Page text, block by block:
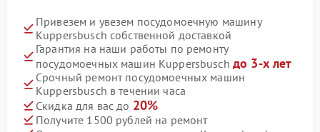
Привезем и увезем посудомоечную машину
Kuppersbusch собственной доставкой
Гарантия на наши работы по ремонту
посудомоечных машин Kuppersbusch до 3-х лет
Срочный ремонт посудомоечных машин
Kuppersbusch в течении часа
Скидка для вас до 20%
Получите 1500 рублей на ремонт